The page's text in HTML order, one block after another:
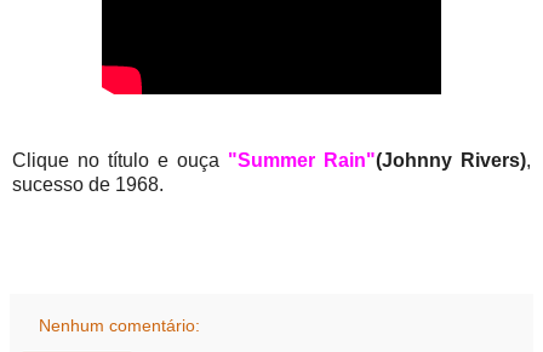
Clique no título e ouça "Summer Rain"(Johnny Rivers),
sucesso de 1968.
Nenhum comentário: